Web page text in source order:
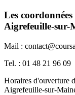
Les
Aigrefeuille-sur-
Mail :
Tel. : 01 48 21 96 09
Horaires d'ouverture
Aigrefeuille-sur-